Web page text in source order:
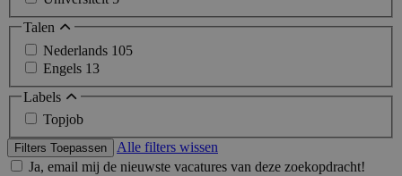
Talen
Nederlands 105
Engels 13
Labels
Topjob
Filters Toepassen
Alle filters wissen
Ja, email mij de nieuwste vacatures van deze zoekopdracht!